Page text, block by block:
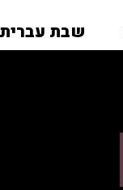
שבת עברית